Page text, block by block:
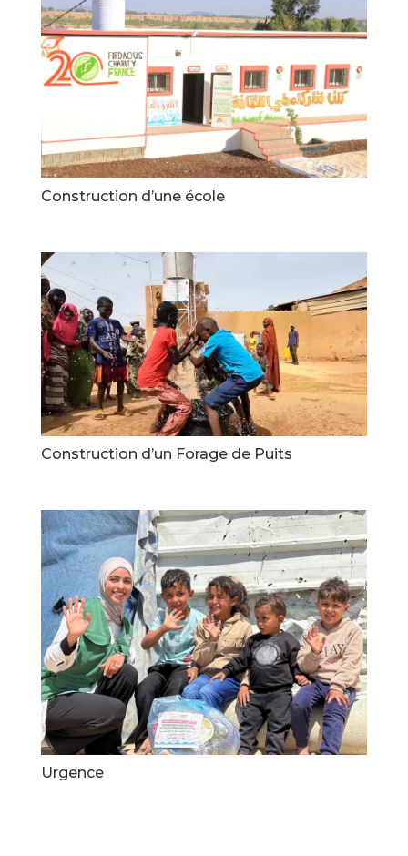
Construction d’une école
Construction d’un Forage de Puits
Urgence